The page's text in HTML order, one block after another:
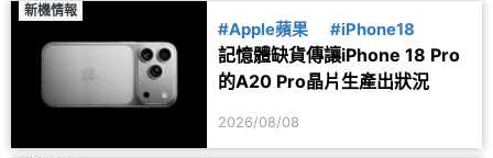
新機情報
#Apple蘋果 #iPhone18
記憶體缺貨傳讓iPhone 18 Pro
的A20 Pro晶片生產出狀況
2026/08/08